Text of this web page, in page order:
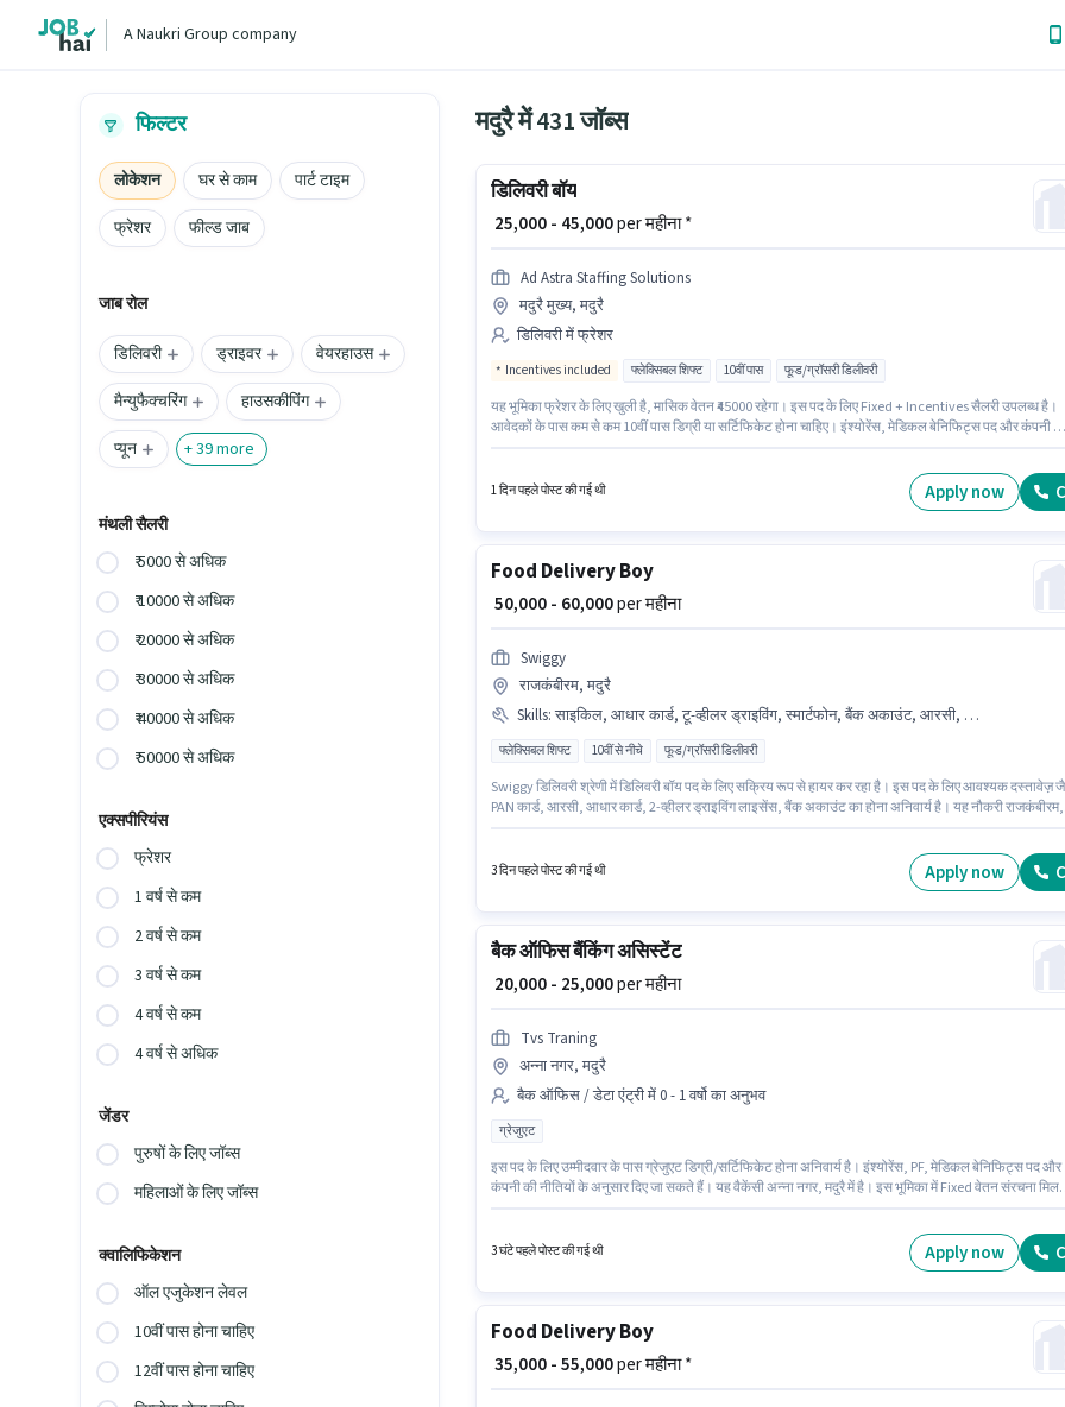
A Naukri Group company
फिल्टर
लोकेशन घर से काम
पार्ट टाइम
फ्रेशर
फील्ड जाब
जाब रोल
डिलिवरी ड्राइवर
वेयरहाउस
मैन्युफैक्चरिंग
हाउसकीपिंग
प्यून
+39more
मंथली सैलरी
₹ 5000 से अधिक
₹ 10000 से अधिक
₹ 20000 से अधिक
₹ 30000 से अधिक
₹ 40000 से अधिक
₹ 50000 से अधिक
एक्सपीरियंस
फ्रेशर
1 वर्ष से कम
2 वर्ष से कम
3 वर्ष से कम
4 वर्ष से कम
4 वर्ष से अधिक
जेंडर
पुरुषों के लिए जॉब्स
महिलाओं के लिए जॉब्स
क्वालिफिकेशन
ऑल एजुकेशन लेवल
10वीं पास होना चाहिए
12वीं पास होना चाहिए
मदुरै में 431 जॉब्स
डिलिवरी बॉय
₹ 25,000 - 45,000per महीना *
Ad Astra Staffing Solutions
मदुरै मुख्य, मदुरै
डिलिवरी में फ्रेशर
Incentives included फ्लेक्सिबल शिफ्ट 10वीं पास फूड/ग्रॉसरी डिलीवरी
यह भूमिका फ्रेशर के लिए खुली है, मासिक वेतन ₹45000 रहेगा। इस पद के लिए Fixed + Incentives सैलरी उपलब्ध है।
आवेदकों के पास कम से कम 10वीं पास डिग्री या सर्टिफिकेट होना चाहिए। इंश्योरेंस, मेडिकल बेनिफिट्स पद और कंपनी
1 दिन पहले पोस्ट की गई थी Apply now
Food Delivery Boy
₹ 50,000 - 60,000per महीना
Swiggy
राजकंबीरम, मदुरै
Skills: साइकिल, आधार कार्ड, टू-व्हीलर ड्राइविंग, स्मार्टफोन, बैंक अकाउंट, आरसी, 2-व्हीलर ड्राइविंग लाइसेंस, बाइक, PAN कार्ड
फ्लेक्सिबल शिफ्ट 10वीं से नीचे फूड/ग्रॉसरी डिलीवरी
Swiggy डिलिवरी श्रेणी में डिलिवरी बॉय पद के लिए सक्रिय रूप से हायर कर रहा है। इस पद के लिए आवश्यक दस्तावेज़
PAN कार्ड, आरसी, आधार कार्ड, 2-व्हीलर ड्राइविंग लाइसेंस, बैंक अकाउंट का होना अनिवार्य है। यह नौकरी राजकंबीरम,
ड्राइविंग जैसी स्किल्स होनी चाहिए।
3 दिन पहले पोस्ट की गई थी Apply now
बैक ऑफिस बैंकिंग असिस्टेंट
₹ 20,000 - 25,000per महीना
Tvs Traning
अन्ना नगर, मदुरै
बैक ऑफिस / डेटा एंट्री में 0 - 1 वर्षो का अनुभव
ग्रेजुएट
इस पद के लिए उम्मीदवार के पास ग्रेजुएट डिग्री/सर्टिफिकेट होना अनिवार्य है। इंश्योरेंस, PF, मेडिकल बेनिफिट्स पद और
कंपनी की नीतियों के अनुसार दिए जा सकते हैं। यह वैकेंसी अन्ना नगर, मदुरै में है। इस भूमिका में Fixed वेतन संरचना
3 घंटे पहले पोस्ट की गई थी Apply now
Food Delivery Boy
₹ 35,000 - 55,000per महीना *